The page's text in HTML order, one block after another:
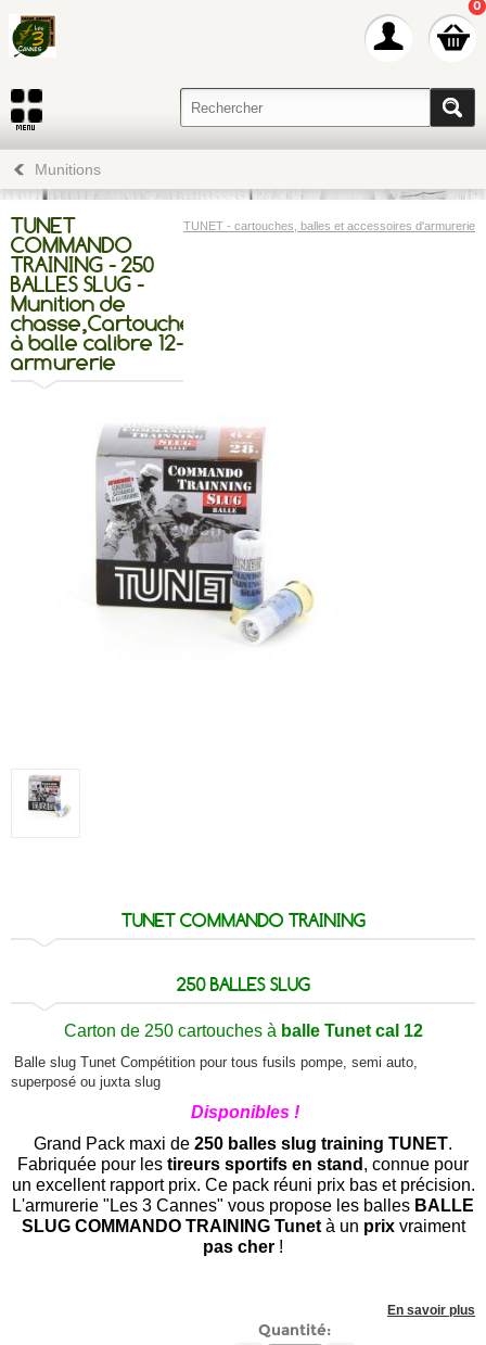
0
Munitions
TUNET - cartouches, balles et accessoires d'armurerie
TUNET
COMMANDO
TRAINING - 250
BALLES SLUG -
Munition de
chasse,Cartouche
à balle calibre 12-
armurerie
TUNET COMMANDO TRAINING
250 BALLES SLUG
Carton de 250 cartouches à balle Tunet cal 12
Balle slug Tunet Compétition pour tous fusils pompe, semi auto,
superposé ou juxta slug
Disponibles !
Grand Pack maxi de 250 balles slug training TUNET.
Fabriquée pour les tireurs sportifs en stand , connue pour
un excellent rapport prix. Ce pack réuni prix bas et précision.
L'armurerie "Les 3 Cannes" vous propose les balles BALLE
SLUG COMMANDO TRAINING Tunetà un prix vraiment
pas cher !
En savoir plus
Quantité: